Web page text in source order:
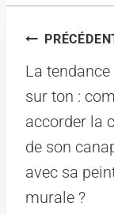
de
l’article
La
sur ton :
accorder la
de son
avec sa
murale ?